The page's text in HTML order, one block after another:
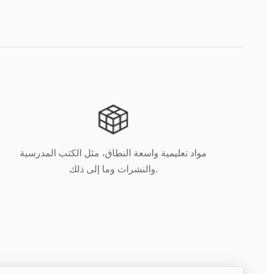
مواد تعليمية واسعة النطاق، مثل الكتب المدرسية
والنشرات وما إلى ذلك.